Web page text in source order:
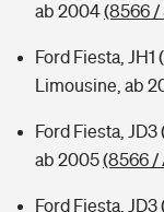
ab 2004(8566 /
Ford Fiesta, JH1
Limousine, ab
Ford Fiesta, JD3
ab 2005(8566 /
Ford Fiesta, JD3